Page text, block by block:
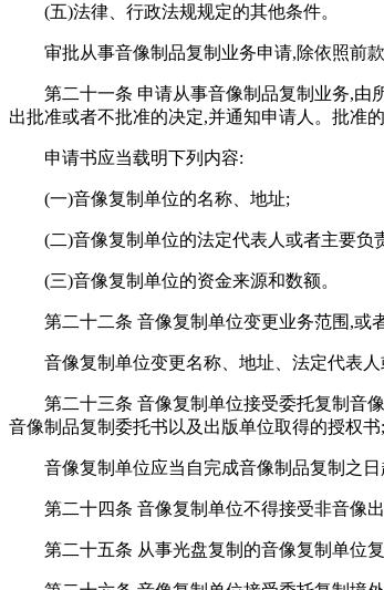
(五)法律、行政法规规定的其他条件。
审批从事音像制品复制业务申请,除依照前
第二十一条 申请从事音像制品复制业务,由
出批准或者不批准的决定,并通知申请人。批准
申请书应当载明下列内容:
(一)音像复制单位的名称、地址;
(二)音像复制单位的法定代表人或者主要负
(三)音像复制单位的资金来源和数额。
第二十二条 音像复制单位变更业务范围,或
音像复制单位变更名称、地址、法定代表
第二十三条 音像复制单位接受委托复制音
音像制品复制委托书以及出版单位取得的授权
音像复制单位应当自完成音像制品复制之
第二十四条 音像复制单位不得接受非音像
第二十五条 从事光盘复制的音像复制单位